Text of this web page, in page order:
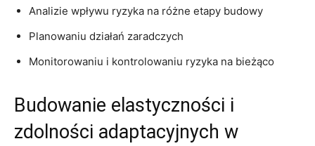
Analizie wpływu ​ryzyka na ​różne etapy budowy
Planowaniu działań zaradczych
Monitorowaniu i kontrolowaniu ryzyka na bieżąco
Budowanie elastyczności i
zdolności adaptacyjnych w